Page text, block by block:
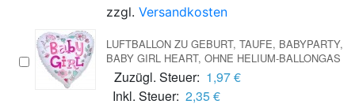
zzgl. Versandkosten
LUFTBALLON ZU GEBURT, TAUFE, BABYPARTY,
BABY GIRL HEART, OHNE HELIUM-BALLONGAS
Zuzügl. Steuer: 1,97 €
Inkl. Steuer: 2,35 €